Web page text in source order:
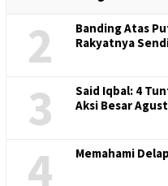
2
Banding Atas
Rakyatnya
3
Said Iqbal: 4
Aksi Besar
4 Memahami